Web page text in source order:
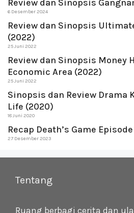
Review dan Sinopsis
6 Desember 2024
Review dan Sinopsis
(2022)
25 Juni 2022
Review dan Sinopsis Money
Economic Area (2022)
25 Juni 2022
Sinopsis dan Review Drama
Life (2020)
18 Juni 2020
Recap Death’s Game Episode
27 Desember 2023
Tentang
Ruang berbagi cerita dan